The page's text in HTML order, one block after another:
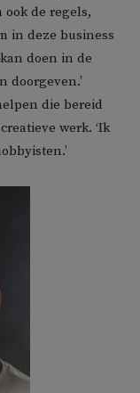
de regels,
in deze business
doen in de
doorgeven.’
die bereid
werk. ‘Ik